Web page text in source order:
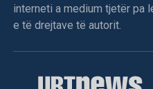
interneti a medium tjetër pa
e të drejtave të autorit.